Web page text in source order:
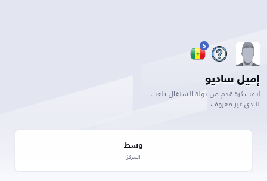
5
إميل ساديو
لاعب كرة قدم من دولة السنغال يلعب
لنادي غير معروف
وسط
المركز